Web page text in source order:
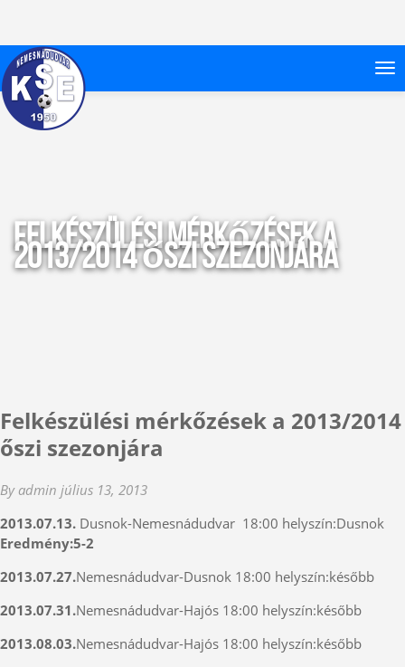
Felkészülési mérkőzések a
2013/2014 őszi szezonjára
Felkészülési mérkőzések a 2013/2014
őszi szezonjára
By admin július 13, 2013
2013.07.13. Dusnok-Nemesnádudvar 18:00 helyszín:Dusnok
Eredmény:5-2
2013.07.27.Nemesnádudvar-Dusnok 18:00 helyszín:később
2013.07.31.Nemesnádudvar-Hajós 18:00 helyszín:később
2013.08.03.Nemesnádudvar-Hajós 18:00 helyszín:később